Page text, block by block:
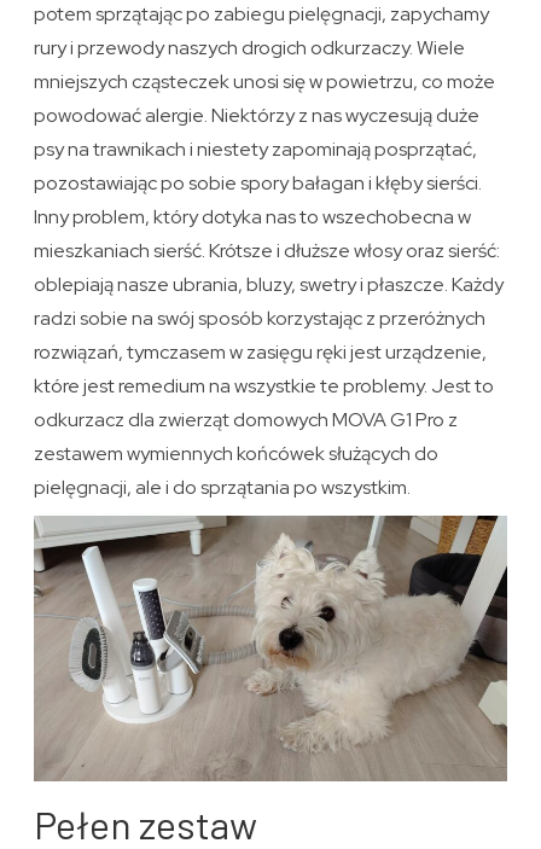
potem sprzątając po zabiegu pielęgnacji, zapychamy
rury i przewody naszych drogich odkurzaczy. Wiele
mniejszych cząsteczek unosi się w powietrzu, co może
powodować alergie. Niektórzy z nas wyczesują duże
psy na trawnikach i niestety zapominają posprzątać,
pozostawiając po sobie spory bałagan i kłęby sierści.
Inny problem, który dotyka nas to wszechobecna w
mieszkaniach sierść. Krótsze i dłuższe włosy oraz sierść:
oblepiają nasze ubrania, bluzy, swetry i płaszcze. Każdy
radzi sobie na swój sposób korzystając z przeróżnych
rozwiązań, tymczasem w zasięgu ręki jest urządzenie,
które jest remedium na wszystkie te problemy. Jest to
odkurzacz dla zwierząt domowych MOVA G1 Pro z
zestawem wymiennych końcówek służących do
pielęgnacji, ale i do sprzątania po wszystkim.
Pełen zestaw